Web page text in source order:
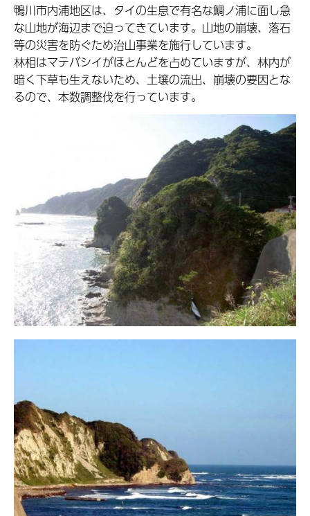
鴨川市内浦地区は、タイの生息で有名な鯛ノ浦に面し急
な山地が海辺まで迫ってきています。山地の崩壊、落石
等の災害を防ぐため治山事業を施行しています。
林相はマテバシイがほとんどを占めていますが、林内が
暗く下草も生えないため、土壌の流出、崩壊の要因とな
るので、本数調整伐を行っています。